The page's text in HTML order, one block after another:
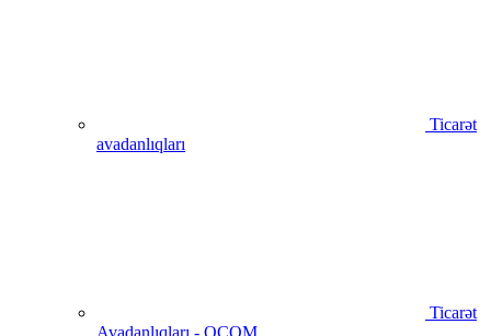
Ticarət
avadanlıqları
Ticarət
Avadanlıqları - OCOM